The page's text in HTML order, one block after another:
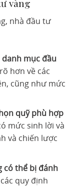
vàng
nhà đầu tư
mục đầu
hơn về các
cũng như mức
quỹ phù hợp
mức sinh lời và
và chiến lược
có thể bị đánh
quy định